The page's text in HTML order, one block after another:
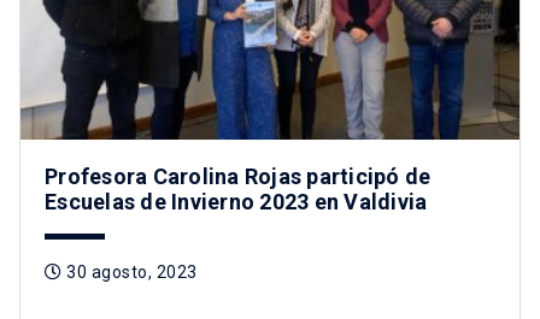
Profesora Carolina Rojas participó de
Escuelas de Invierno 2023 en Valdivia
30 agosto, 2023